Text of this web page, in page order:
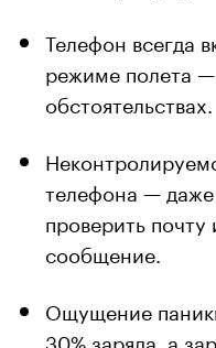
Телефон всегда
режиме полета
обстоятельствах.
телефона —
проверить почту
сообщение.
Ощущение
30% заряда, а